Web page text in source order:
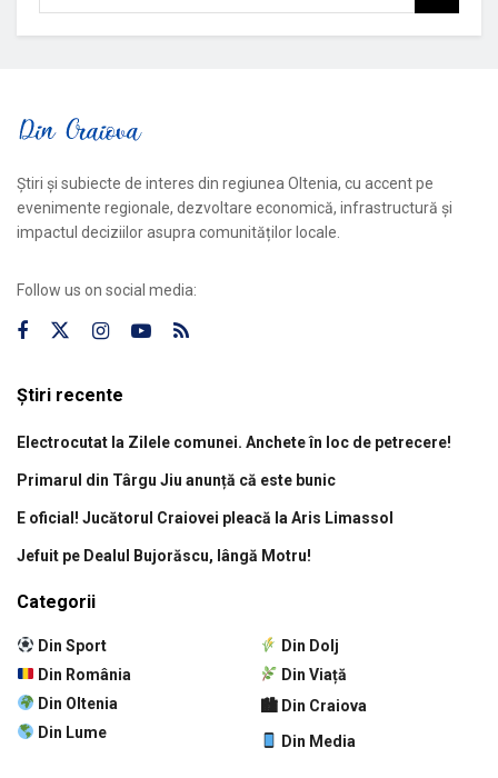
Știri și subiecte de interes din regiunea Oltenia, cu accent pe
evenimente regionale, dezvoltare economică, infrastructură și
impactul deciziilor asupra comunităților locale.
Follow us on social media:
Știri recente
Electrocutat la Zilele comunei. Anchete în loc de petrecere!
Primarul din Târgu Jiu anunță că este bunic
E oficial! Jucătorul Craiovei pleacă la Aris Limassol
Jefuit pe Dealul Bujorăscu, lângă Motru!
Categorii
Din Sport
Din România
Din Oltenia
Din Lume
Din Dolj
Din Viață
🏙 Din Craiova
Din Media